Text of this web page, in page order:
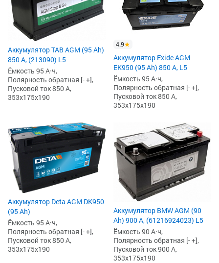
Аккумулятор TAB AGM (95 Ah)
850 А, (213090) L5
Ёмкость 95 А·ч,
Полярность обратная [- +],
Пусковой ток 850 А,
353x175x190
4.9
Аккумулятор Exide AGM
EK950 (95 Ah) 850 А, L5
Ёмкость 95 А·ч,
Полярность обратная [- +],
Пусковой ток 850 А,
353x175x190
Аккумулятор Deta AGM DK950
(95 Ah)
Ёмкость 95 А·ч,
Полярность обратная [- +],
Пусковой ток 850 А,
353x175x190
Аккумулятор BMW AGM (90
Ah) 900 А, (61216924023) L5
Ёмкость 90 А·ч,
Полярность обратная [- +],
Пусковой ток 900 А,
353x175x190